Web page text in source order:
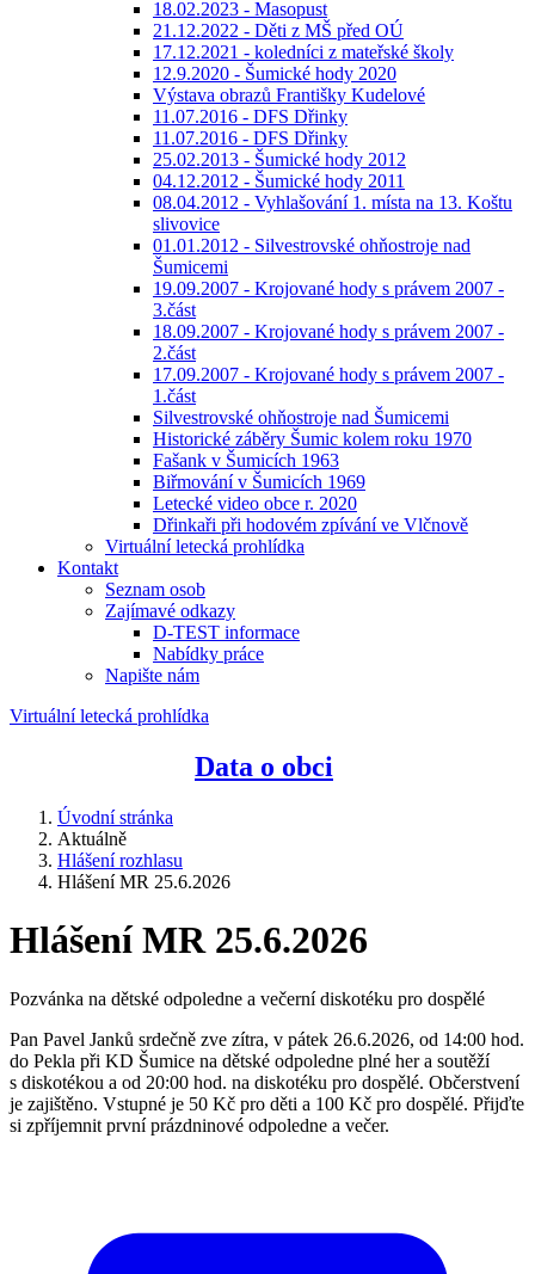
18.02.2023 - Masopust
21.12.2022 - Děti z MŠ před OÚ
17.12.2021 - koledníci z mateřské školy
12.9.2020 - Šumické hody 2020
Výstava obrazů Františky Kudelové
11.07.2016 - DFS Dřinky
11.07.2016 - DFS Dřinky
25.02.2013 - Šumické hody 2012
04.12.2012 - Šumické hody 2011
08.04.2012 - Vyhlašování 1. místa na 13. Koštu
slivovice
01.01.2012 - Silvestrovské ohňostroje nad
Šumicemi
19.09.2007 - Krojované hody s právem 2007 -
3.část
18.09.2007 - Krojované hody s právem 2007 -
2.část
17.09.2007 - Krojované hody s právem 2007 -
1.část
Silvestrovské ohňostroje nad Šumicemi
Historické záběry Šumic kolem roku 1970
Fašank v Šumicích 1963
Biřmování v Šumicích 1969
Letecké video obce r. 2020
Dřinkaři při hodovém zpívání ve Vlčnově
Virtuální letecká prohlídka
Kontakt
Seznam osob
Zajímavé odkazy
D-TEST informace
Nabídky práce
Napište nám
Virtuální letecká prohlídka
Data o obci
Úvodní stránka
Aktuálně
Hlášení rozhlasu
Hlášení MR 25.6.2026
Hlášení MR 25.6.2026
Pozvánka na dětské odpoledne a večerní diskotéku pro dospělé
Pan Pavel Janků srdečně zve zítra, v pátek 26.6.2026, od 14:00 hod.
do Pekla při KD Šumice na dětské odpoledne plné her a soutěží
s diskotékou a od 20:00 hod. na diskotéku pro dospělé. Občerstvení
je zajištěno. Vstupné je 50 Kč pro děti a 100 Kč pro dospělé. Přijďte
si zpříjemnit první prázdninové odpoledne a večer.